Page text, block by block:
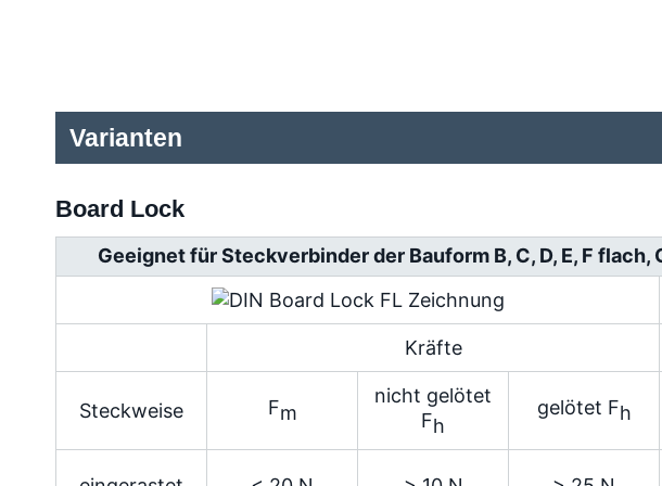
Varianten
Board Lock
Geeignet für Steckverbinder der Bauform B, C, D, E, F
Kräfte
Steckweise Fm
nicht gelötet
Fh
gelötet Fh